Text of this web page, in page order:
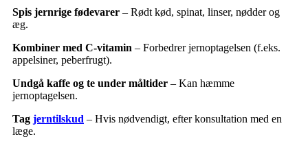
Spis jernrige fødevarer – Rødt kød, spinat, linser, nødder og
æg.
Kombiner med C-vitamin – Forbedrer jernoptagelsen (f.eks.
appelsiner, peberfrugt).
Undgå kaffe og te under måltider – Kan hæmme
jernoptagelsen.
Tag jerntilskud – Hvis nødvendigt, efter konsultation med en
læge.